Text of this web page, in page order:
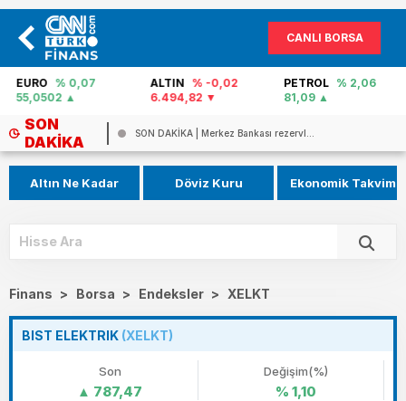
CANLI BORSA
EURO
% 0,07
55,0502
ALTIN
% -0,02
6.494,82
PETROL
% 2,06
81,09
SON
DAKIKA
SON DAKİKA | Merkez Bankası rezervl...
Altın Ne Kadar Döviz Kuru Ekonomik Takvim
Finans > Borsa > Endeksler > XELKT
BIST ELEKTRIK (XELKT)
Son
787,47
Değişim(%)
% 1,10